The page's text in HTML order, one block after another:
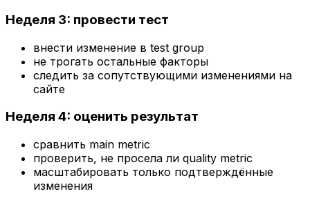
Неделя 3: провести тест
внести изменение в test group
не трогать остальные факторы
следить за сопутствующими изменениями на
сайте
Неделя 4: оценить результат
сравнить main metric
проверить, не просела ли quality metric
масштабировать только подтверждённые
изменения